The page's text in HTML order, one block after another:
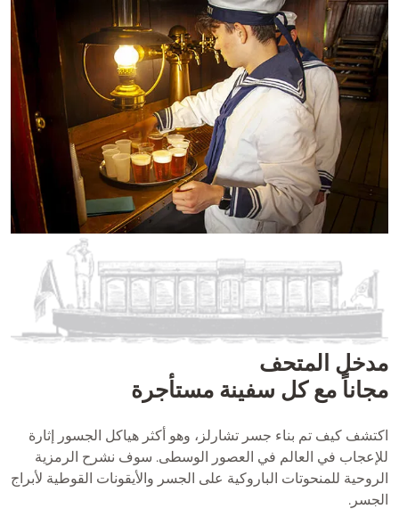
مدخل المتحف
مجاناً مع كل سفينة مستأجرة
اكتشف كيف تم بناء جسر تشارلز، وهو أكثر هياكل الجسور إثارة
للإعجاب في العالم في العصور الوسطى. سوف نشرح الرمزية
الروحية للمنحوتات الباروكية على الجسر والأيقونات القوطية لأبراج
الجسر.